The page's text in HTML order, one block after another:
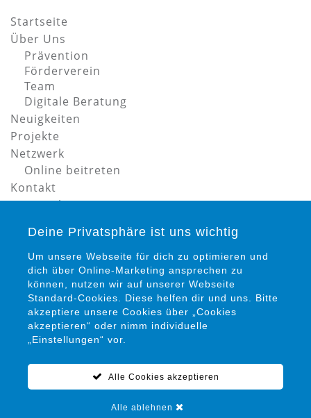
Startseite
Über Uns
Prävention
Förderverein
Team
Digitale Beratung
Neuigkeiten
Projekte
Netzwerk
Online beitreten
Kontakt
Datenschutz
Petra Siems
Präventionsrat gegen Gewalt und Kriminalität in
05341 / 94 15 22 0
info@praeventionsrat-salzgitter.de
Deine Privatsphäre ist uns wichtig
Um unsere Webseite für dich zu optimieren und
dich über Online-Marketing ansprechen zu
können, nutzen wir auf unserer Webseite
Standard-Cookies. Diese helfen dir und uns. Bitte
akzeptiere unsere Cookies über „Cookies
akzeptieren“ oder nimm individuelle
„Einstellungen“ vor.
Alle Cookies akzeptieren
Alle ablehnen